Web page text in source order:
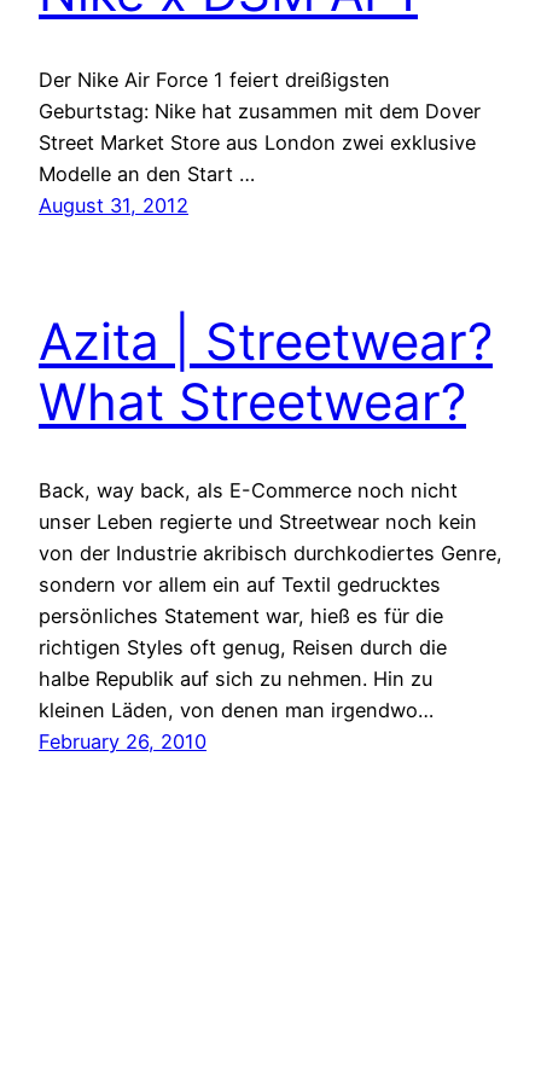
Der Nike Air Force 1 feiert dreißigsten
Geburtstag: Nike hat zusammen mit dem Dover
Street Market Store aus London zwei exklusive
Modelle an den Start …
August 31, 2012
Azita | Streetwear?
What Streetwear?
Back, way back, als E-Commerce noch nicht
unser Leben regierte und Streetwear noch kein
von der Industrie akribisch durchkodiertes Genre,
sondern vor allem ein auf Textil gedrucktes
persönliches Statement war, hieß es für die
richtigen Styles oft genug, Reisen durch die
halbe Republik auf sich zu nehmen. Hin zu
kleinen Läden, von denen man irgendwo…
February 26, 2010